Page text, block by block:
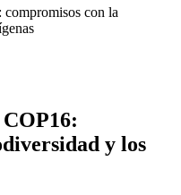
compromisos con la
y los